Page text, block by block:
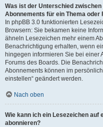
Was ist der Unterschied
Abonnements für ein Thema oder
In phpBB 3.0 funktionierten
Browsern: Sie bekamen keine
ähneln Lesezeichen mehr einem
Benachrichtigung erhalten, wenn
hingegen informieren Sie bei einer
Forums des Boards. Die
Abonnements können im
einstellen“ geändert werden.
Nach oben
Wie kann ich ein Lesezeichen auf
abonnieren?